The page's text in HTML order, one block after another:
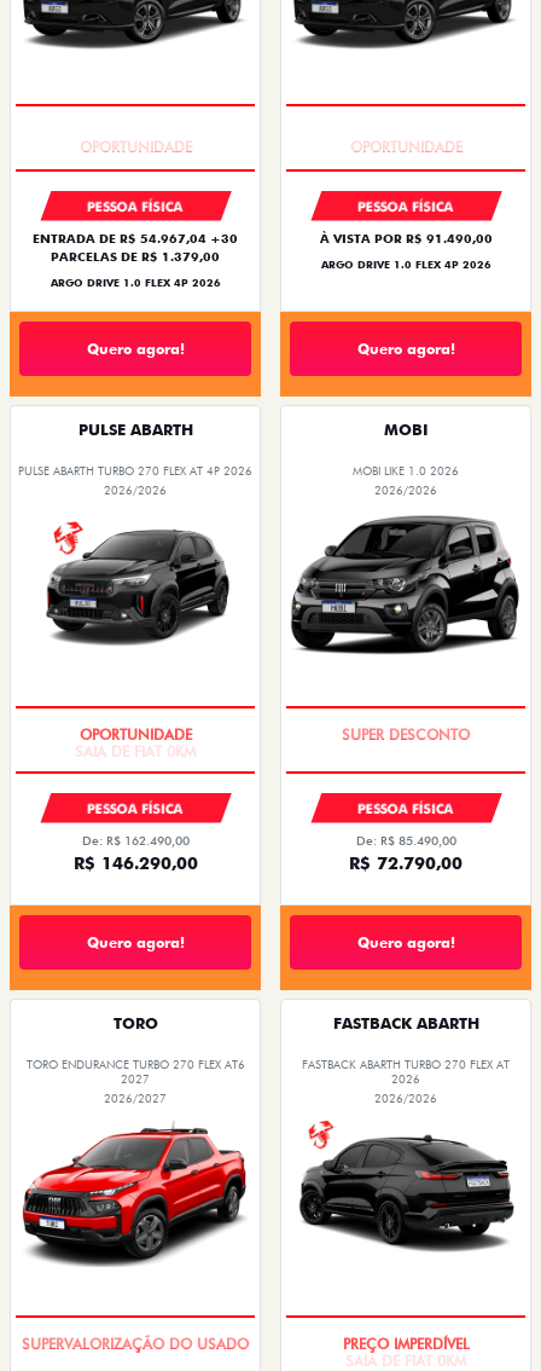
PESSOA FÍSICA
ENTRADA DE R$ 54.967,04 +30
PARCELAS DE R$ 1.379,00
ARGO DRIVE 1.0 FLEX 4P 2026
Quero agora!
PESSOA FÍSICA
À VISTA POR R$ 91.490,00
ARGO DRIVE 1.0 FLEX 4P 2026
Quero agora!
PULSE ABARTH
PULSE ABARTH TURBO 270 FLEX AT 4P 2026
2026/2026
PESSOA FÍSICA
De: R$ 162.490,00
R$ 146.290,00
Quero agora!
MOBI
MOBI LIKE 1.0 2026
2026/2026
PESSOA FÍSICA
De: R$ 85.490,00
R$ 72.790,00
Quero agora!
TORO
TORO ENDURANCE TURBO 270 FLEX AT6
2027
2026/2027
FASTBACK ABARTH
FASTBACK ABARTH TURBO 270 FLEX AT
2026
2026/2026